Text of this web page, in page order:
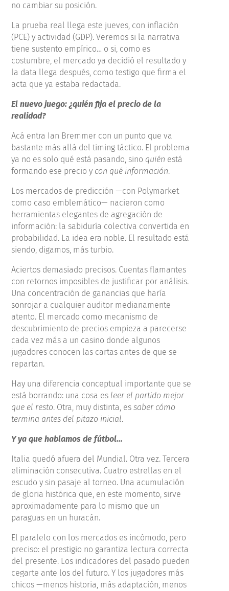
no cambiar su posición.
La prueba real llega este jueves, con inflación
(PCE) y actividad (GDP). Veremos si la narrativa
tiene sustento empírico… o si, como es
costumbre, el mercado ya decidió el resultado y
la data llega después, como testigo que firma el
acta que ya estaba redactada.
El nuevo juego: ¿quién fija el precio de la
realidad?
Acá entra Ian Bremmer con un punto que va
bastante más allá del timing táctico. El problema
ya no es solo qué está pasando, sino quién está
formando ese precio y con qué información.
Los mercados de predicción —con Polymarket
como caso emblemático— nacieron como
herramientas elegantes de agregación de
información: la sabiduría colectiva convertida en
probabilidad. La idea era noble. El resultado está
siendo, digamos, más turbio.
Aciertos demasiado precisos. Cuentas flamantes
con retornos imposibles de justificar por análisis.
Una concentración de ganancias que haría
sonrojar a cualquier auditor medianamente
atento. El mercado como mecanismo de
descubrimiento de precios empieza a parecerse
cada vez más a un casino donde algunos
jugadores conocen las cartas antes de que se
repartan.
Hay una diferencia conceptual importante que se
está borrando: una cosa es leer el partido mejor
que el resto. Otra, muy distinta, essaber cómo
termina antes del pitazo inicial.
Y ya que hablamos de fútbol…
Italia quedó afuera del Mundial. Otra vez. Tercera
eliminación consecutiva. Cuatro estrellas en el
escudo y sin pasaje al torneo. Una acumulación
de gloria histórica que, en este momento, sirve
aproximadamente para lo mismo que un
paraguas en un huracán.
El paralelo con los mercados es incómodo, pero
preciso: el prestigio no garantiza lectura correcta
del presente. Los indicadores del pasado pueden
cegarte ante los del futuro. Y los jugadores más
chicos —menos historia, más adaptación, menos